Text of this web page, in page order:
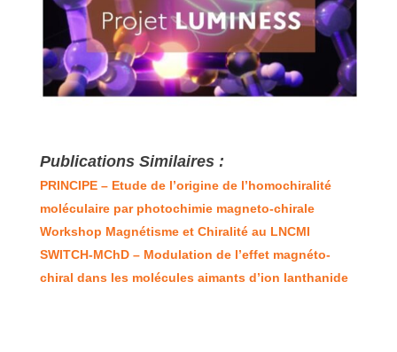
Publications Similaires :
PRINCIPE – Etude de l’origine de l’homochiralité
moléculaire par photochimie magneto-chirale
Workshop Magnétisme et Chiralité au LNCMI
SWITCH-MChD – Modulation de l’effet magnéto-
chiral dans les molécules aimants d’ion lanthanide